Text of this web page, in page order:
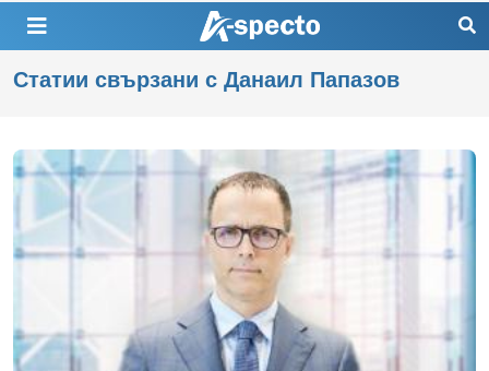
Статии свързани с Данаил Папазов